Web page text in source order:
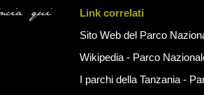
qui
Link correlati
Sito Web del Parco
Wikipedia - Parco
I parchi della Tanzania -